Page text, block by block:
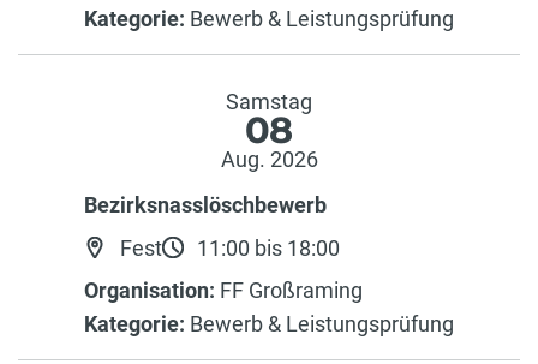
Kategorie: Bewerb & Leistungsprüfung
Samstag
08
Aug. 2026
Bezirksnasslöschbewerb
Fest
11:00 bis 18:00
Organisation: FF Großraming
Kategorie: Bewerb & Leistungsprüfung